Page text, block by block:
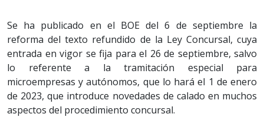
Se ha publicado en el BOE del 6 de septiembre la
reforma del texto refundido de la Ley Concursal, cuya
entrada en vigor se fija para el 26 de septiembre, salvo
lo referente a la tramitación especial para
microempresas y autónomos, que lo hará el 1 de enero
de 2023, que introduce novedades de calado en muchos
aspectos del procedimiento concursal.